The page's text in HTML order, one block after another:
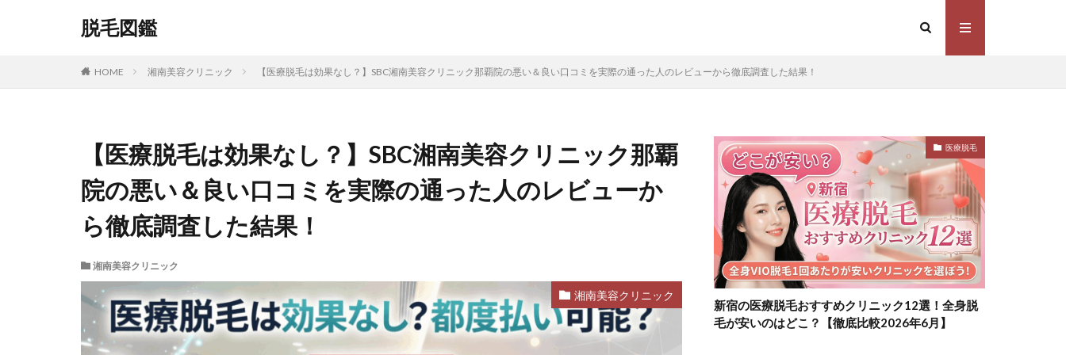
脱毛図鑑
HOME 湘南美容クリニック 【医療脱毛は効果なし？】SBC湘南美容クリニック那覇院の悪い＆良い口コミを実際の通った人のレビューから徹底調査した結果！
【医療脱毛は効果なし？】SBC湘南美容クリニック那覇
院の悪い＆良い口コミを実際の通った人のレビューか
ら徹底調査した結果！
湘南美容クリニック
湘南美容クリニック
医療脱毛
新宿の医療脱毛おすすめクリニック12選！全身脱
毛が安いのはどこ？【徹底比較2026年6月】